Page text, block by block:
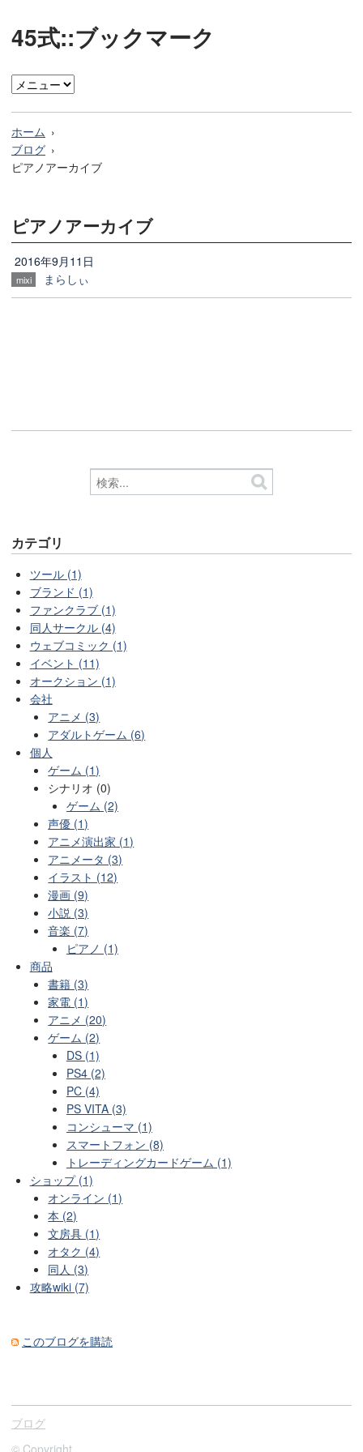
45式::ブックマーク
ホーム
ブログ
ピアノアーカイブ
ピアノアーカイブ
2016年9月11日
mixi まらしぃ
カテゴリ
ツール (1)
ブランド (1)
ファンクラブ (1)
同人サークル (4)
ウェブコミック (1)
イベント (11)
オークション (1)
会社
アニメ (3)
アダルトゲーム (6)
個人
ゲーム (1)
シナリオ (0)
ゲーム (2)
声優 (1)
アニメ演出家 (1)
アニメータ (3)
イラスト (12)
漫画 (9)
小説 (3)
音楽 (7)
ピアノ (1)
商品
書籍 (3)
家電 (1)
アニメ (20)
ゲーム (2)
DS (1)
PS4 (2)
PC (4)
PS VITA (3)
コンシューマ (1)
スマートフォン (8)
トレーディングカードゲーム (1)
ショップ (1)
オンライン (1)
本 (2)
文房具 (1)
オタク (4)
同人 (3)
攻略wiki (7)
このブログを購読
ブログ